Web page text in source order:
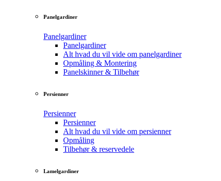
Panelgardiner
Panelgardiner
Panelgardiner
Alt hvad du vil vide om panelgardiner
Opmåling & Montering
Panelskinner & Tilbehør
Persienner
Persienner
Persienner
Alt hvad du vil vide om persienner
Opmåling
Tilbehør & reservedele
Lamelgardiner